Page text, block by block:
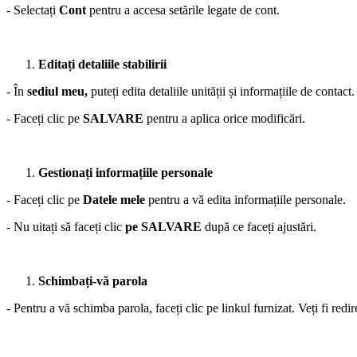
- Selectați Cont pentru a accesa setările legate de cont.
Editați detaliile stabilirii
- În sediul meu, puteți edita detaliile unității și informațiile de contact.
- Faceți clic pe SALVARE pentru a aplica orice modificări.
Gestionați informațiile personale
- Faceți clic pe Datele mele pentru a vă edita informațiile personale.
- Nu uitați să faceți clic pe SALVARE după ce faceți ajustări.
Schimbați-vă parola
- Pentru a vă schimba parola, faceți clic pe linkul furnizat. Veți fi